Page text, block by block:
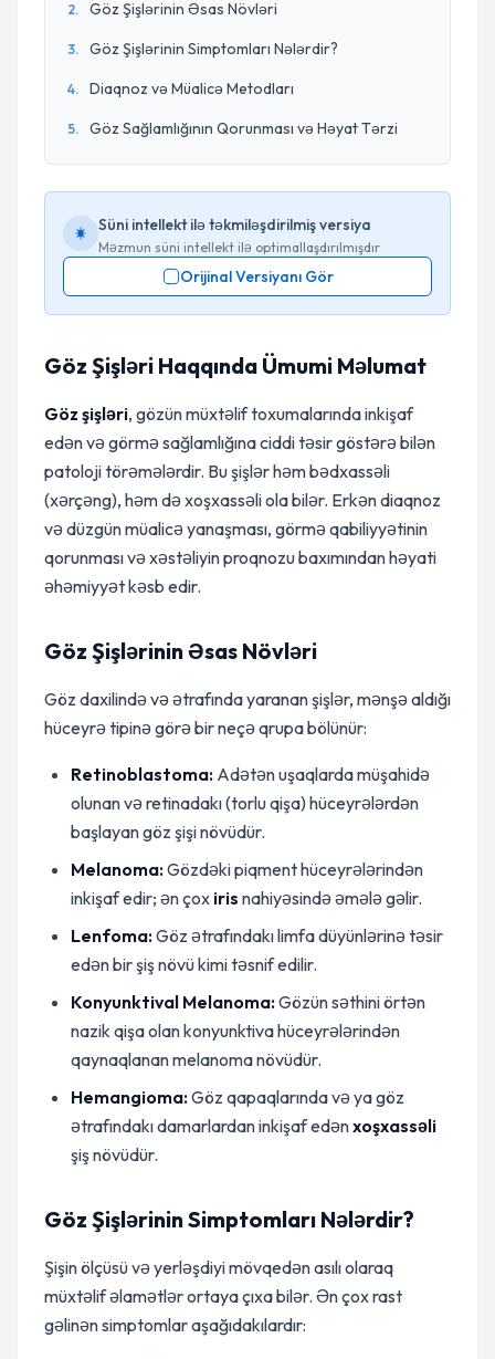
2. Göz Şişlərinin Əsas Növləri
3. Göz Şişlərinin Simptomları Nələrdir?
4. Diaqnoz və Müalicə Metodları
5. Göz Sağlamlığının Qorunması və Həyat Tərzi
Süni intellekt ilə təkmiləşdirilmiş versiya
Məzmun süni intellekt ilə optimallaşdırılmışdır
Orijinal Versiyanı Gör
Göz Şişləri Haqqında Ümumi Məlumat
Göz şişləri, gözün müxtəlif toxumalarında inkişaf
edən və görmə sağlamlığına ciddi təsir göstərə bilən
patoloji törəmələrdir. Bu şişlər həm bədxassəli
(xərçəng), həm də xoşxassəli ola bilər. Erkən diaqnoz
və düzgün müalicə yanaşması, görmə qabiliyyətinin
qorunması və xəstəliyin proqnozu baxımından həyati
əhəmiyyət kəsb edir.
Göz Şişlərinin Əsas Növləri
Göz daxilində və ətrafında yaranan şişlər, mənşə aldığı
hüceyrə tipinə görə bir neçə qrupa bölünür:
Retinoblastoma: Adətən uşaqlarda müşahidə
olunan və retinadakı (torlu qişa) hüceyrələrdən
başlayan göz şişi növüdür.
Melanoma:Gözdəki piqment hüceyrələrindən
inkişaf edir; ən çox iris nahiyəsində əmələ gəlir.
Lenfoma:Göz ətrafındakı limfa düyünlərinə təsir
edən bir şiş növü kimi təsnif edilir.
Konyunktival Melanoma:Gözün səthini örtən
nazik qişa olan konyunktiva hüceyrələrindən
qaynaqlanan melanoma növüdür.
Hemangioma:Göz qapaqlarında və ya göz
ətrafındakı damarlardan inkişaf edənxoşxassəli
şiş növüdür.
Göz Şişlərinin Simptomları Nələrdir?
Şişin ölçüsü və yerləşdiyi mövqedən asılı olaraq
müxtəlif əlamətlər ortaya çıxa bilər. Ən çox rast
gəlinən simptomlar aşağıdakılardır: